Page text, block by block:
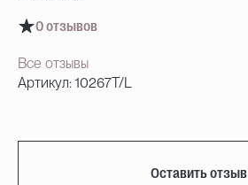
0 отзывов
Все отзывы
Артикул: 10267T/L
Оставить отзыв